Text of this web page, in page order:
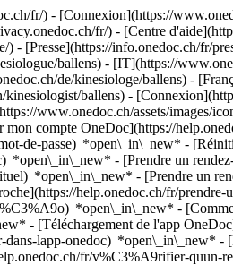
fr/) - [Connexion](https://
fr/) - [Centre
[Presse](https://info.onedoc.ch/fr/
ballens) - [IT](https://
de/kinesiologe/ballens) -
ballens) -
www.onedoc.ch/assets/images/
compte OneDoc](https://
de-passe) *open\_in\_new* -
*open\_in\_new* - [Prendre un
*open\_in\_new* - [Prendre un
help.onedoc.ch/fr/
*open\_in\_new* -
- [Téléchargement de l'app
lapp-onedoc) *open\_in\_new* -
Li Grosjean, kinésiologue à Aubonne](https://assets.onedoc.ch/images/users/78af9b5f968da0528a70df004177695bc9e01bea529af0f74d94ec90e3561fa6-small.jpg "Mme Li Grosjean, kinésiologue à Aubonne")](https://www.onedoc.ch/fr/kinesiologue/aubonne/pcxsl/li-grosjean) ### [Mme Li Grosjean](https://www.onedoc.ch/fr/kinesiologue/aubonne/pcxsl/li-grosjean) ![Badge indiquant un profil vérifié](https://www.onedoc.ch/assets/images/icons/checkmark.svg) [Kinésiologue](https://www.onedoc.ch/fr/kinesiologue/aubonne) Li Kinésiologie Aubonne Chemin des Sapins 6 1170 Aubonne ![Mme Li Grosjean est affiliée au réseau ASCA](https://assets.onedoc.ch/images/networks/logos/496d325fd4282f2f0a46197dd629fd16fcd2d324839e441a2a65aaa74df08a15-small.png)![Mme Li Grosjean est affiliée au réseau RME](https://assets.onedoc.ch/images/networks/logos/a202aabd14cdddb5ff03205af2481fb805645ff903773c55a6c572d22f23762e-small.png) ![Icône patient avec un signe plus annonçant que le professionnel accepte de nouveaux patients](https://www.onedoc.ch/assets/images/icons/new-patients.svg)Accepte les nouveaux patients [Réserver un RDV](https://www.onedoc.ch/fr/kinesiologue/aubonne/pcxsl/li-grosjean) *chevron\_left* mar. 04 août *chevron\_right* Voir plus de rendez-vous *error\_outline* Une erreur s'est produite lors du chargement des disponibilités [Réessayer](https://www.onedoc.ch) [![Mme Leila Planas, thérapeute en drainage lymphatique à Morges](https://assets.onedoc.ch/images/users/c5d48fe7d7e9f4768b9308f723d5fd18d53408735de37e541cf3db56b55be056-small.png "Mme Leila Planas, thérapeute en drainage lymphatique à Morges")](https://www.onedoc.ch/fr/therapeute-en-drainage-lymphatique/morges/pc1o6/leila-planas) ### [Mme Leila Planas](https://www.onedoc.ch/fr/therapeute-en-drainage-lymphatique/morges/pc1o6/leila-planas) ![Badge indiquant un profil vérifié](https://www.onedoc.ch/assets/images/icons/checkmark.svg) [Thérapeute en drainage lymphatique](https://www.onedoc.ch/fr/therapeute-en-drainage-lymphatique/morges), [Kinésiologue](https://www.onedoc.ch/fr/kinesiologue/morges) Leila